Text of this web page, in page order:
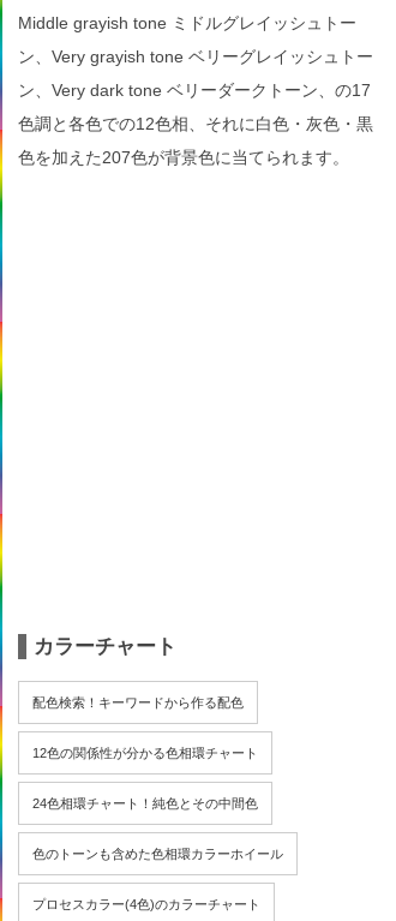
Middle grayish tone ミドルグレイッシュトー
ン、Very grayish tone ベリーグレイッシュトー
ン、Very dark tone ベリーダークトーン、の17
色調と各色での12色相、それに白色・灰色・黒
色を加えた207色が背景色に当てられます。
カラーチャート
配色検索！キーワードから作る配色
12色の関係性が分かる色相環チャート
24色相環チャート！純色とその中間色
色のトーンも含めた色相環カラーホイール
プロセスカラー(4色)のカラーチャート